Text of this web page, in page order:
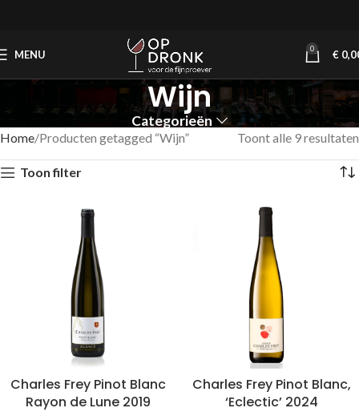
MENU 0 €
Wijn
Categorieën
Home Producten getagged “Wijn” Toont alle 9 resultaten
Toon filter
Charles Frey Pinot Blanc
Rayon de Lune 2019
Charles Frey Pinot Blanc,
‘Eclectic’ 2024